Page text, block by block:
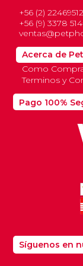
Pago 100%
+56 (2) 22469512
+56 (9) 3378
Acerca de
Como
Terminos y
Síguenos en